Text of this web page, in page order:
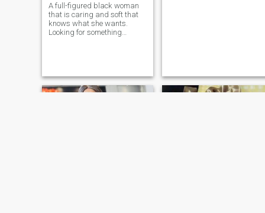
A full-figured black woman
that is caring and soft that
knows what she wants.
Looking for something